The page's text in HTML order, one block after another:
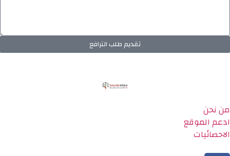
تقديم طلب الترافع
من نحن
ادعم الموقع
الاحصائيات